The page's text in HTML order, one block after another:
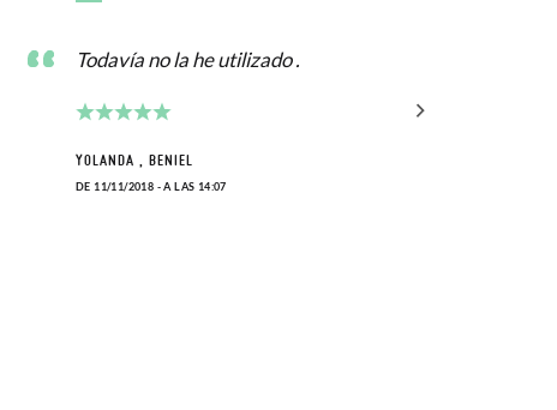
Todavía no la he utilizado .
YOLANDA , BENIEL
DE 11/11/2018 - A LAS 14:07